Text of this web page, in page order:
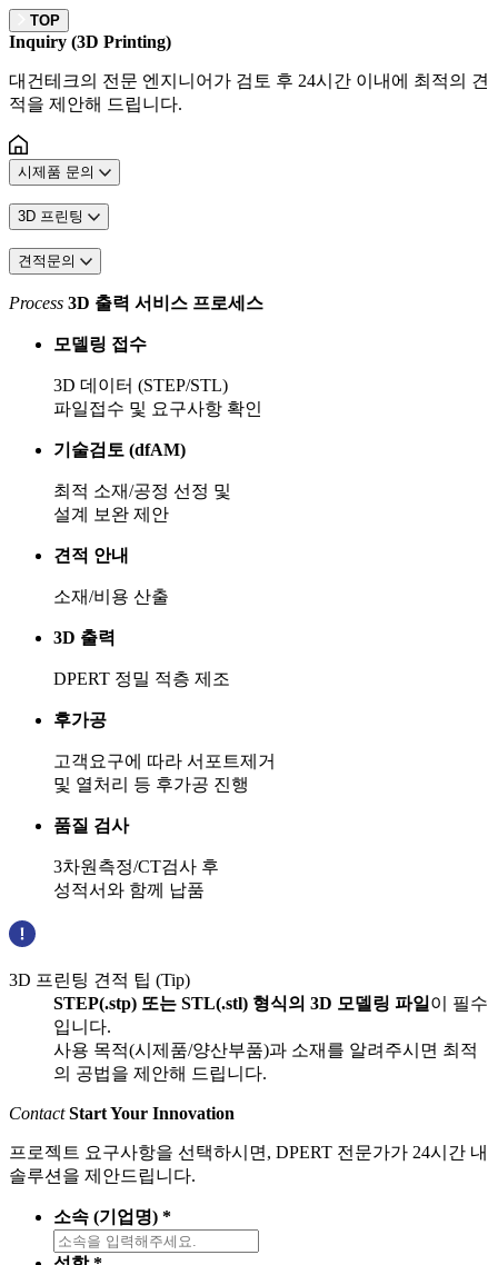
TOP
Inquiry (3D Printing)
대건테크의 전문 엔지니어가 검토 후 24시간 이내에 최적의 견
적을 제안해 드립니다.
시제품 문의
3D 프린팅
견적문의
Process 3D 출력 서비스 프로세스
모델링 접수
3D 데이터 (STEP/STL)
파일접수 및 요구사항 확인
기술검토 (dfAM)
최적 소재/공정 선정 및
설계 보완 제안
견적 안내
소재/비용 산출
3D 출력
DPERT 정밀 적층 제조
후가공
고객요구에 따라 서포트제거
및 열처리 등 후가공 진행
품질 검사
3차원측정/CT검사 후
성적서와 함께 납품
3D 프린팅 견적 팁 (Tip)
STEP(.stp) 또는 STL(.stl) 형식의 3D 모델링 파일 이 필수
입니다.
사용 목적(시제품/양산부품)과 소재를 알려주시면 최적
의 공법을 제안해 드립니다.
Contact Start Your Innovation
프로젝트 요구사항을 선택하시면, DPERT 전문가가 24시간 내
솔루션을 제안드립니다.
소속 (기업명) *